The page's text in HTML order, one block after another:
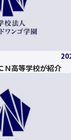
高等学校が紹介